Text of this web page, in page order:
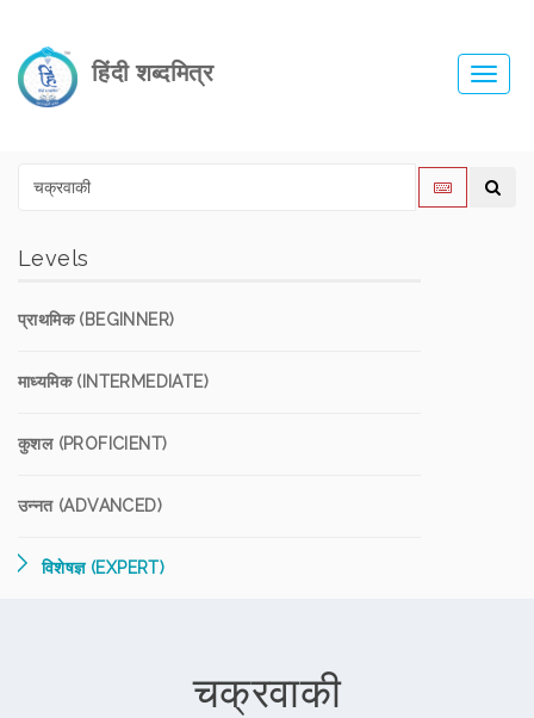
हिंदी शब्दमित्र
Levels
प्राथमिक (BEGINNER)
माध्यमिक (INTERMEDIATE)
कुशल (PROFICIENT)
उन्नत (ADVANCED)
विशेषज्ञ (EXPERT)
चक्रवाकी